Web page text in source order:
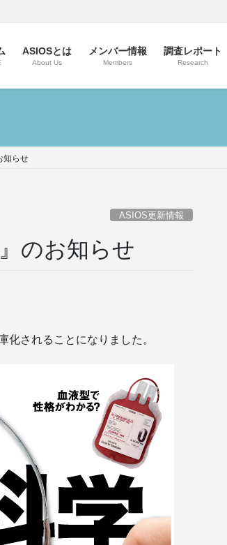
ASIOSとは
About Us
メンバー情報
Members
調査レポート
Research
知らせ
ASIOS更新情報
のお知らせ
化されることになりました。